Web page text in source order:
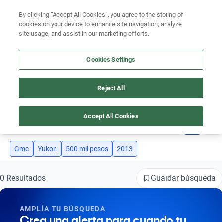
Ubicación
Encuentra el auto ideal para tu presupuesto
Simular plan a meses
AUTOS GMC YUKON 2013 SEMINUEVOS DE 500 MIL PESOS
Busca por modelo
Busca por versión
Busca por marca
Busca por modelo
Gmc Yukon 500 mil pesos 2013
0 Resultados Guardar búsqueda
AMPLÍA TU BÚSQUEDA
By clicking “Accept All Cookies”, you agree to the storing of
cookies on your device to enhance site navigation, analyze
site usage, and assist in our marketing efforts.
Cookies Settings
Reject All
Accept All Cookies